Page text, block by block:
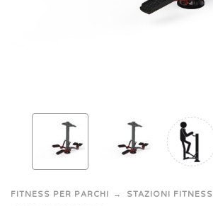
FITNESS PER PARCHI
STAZIONI FITNESS